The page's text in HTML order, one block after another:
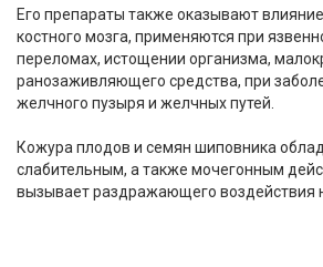
Его препараты также оказывают
костного мозга, применяются при
переломах, истощении организма,
ранозаживляющего средства, при
желчного пузыря и желчных путей.
Кожура плодов и семян шиповника
слабительным, а также мочегонным
вызывает раздражающего воздействия